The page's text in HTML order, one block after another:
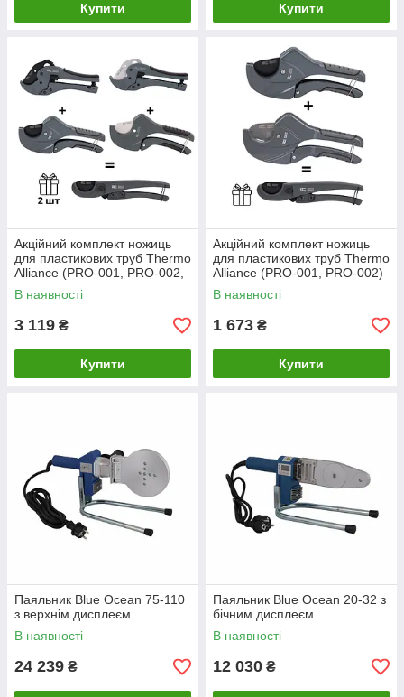
Купити Купити
Акційний комплект ножиць
для пластикових труб Thermo
Alliance (PRO-001, PRO-002,
STD-002, STD-003) + 2 шт.
STD-001 у подарунок
В наявності
3 119 ₴
Купити
Акційний комплект ножиць
для пластикових труб Thermo
Alliance (PRO-001, PRO-002)
+ STD-001 у подарунок
В наявності
1 673 ₴
Купити
Паяльник Blue Ocean 75-110
з верхнім дисплеєм
В наявності
24 239 ₴
Паяльник Blue Ocean 20-32 з
бічним дисплеєм
В наявності
12 030 ₴